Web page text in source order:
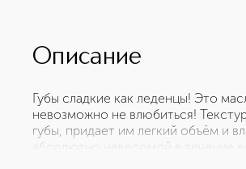
Описание
Губы сладкие как леденцы! Это
невозможно не влюбиться!
губы, придает им легкий объём и
абсолютно невесомой в течение